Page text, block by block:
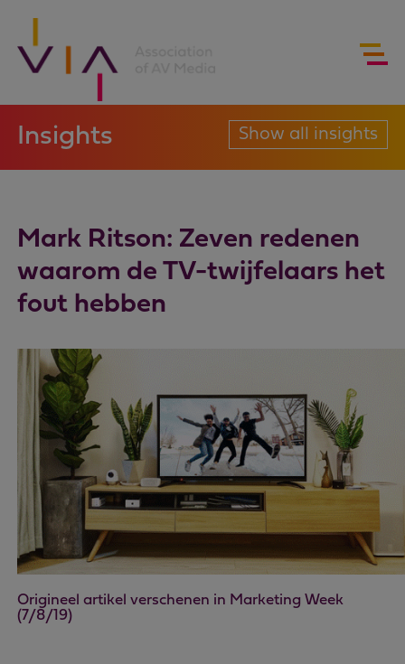
Insights Show all insights
Mark Ritson: Zeven redenen
waarom de TV-twijfelaars het
fout hebben
Origineel artikel verschenen in Marketing Week
(7/8/19)